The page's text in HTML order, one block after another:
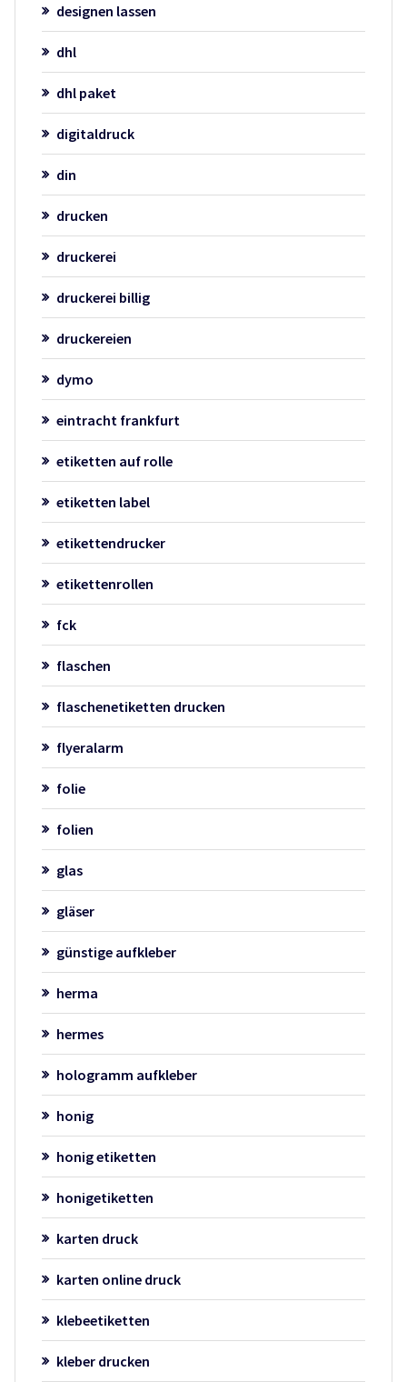
designen lassen
dhl
dhl paket
digitaldruck
din
drucken
druckerei
druckerei billig
druckereien
dymo
eintracht frankfurt
etiketten auf rolle
etiketten label
etikettendrucker
etikettenrollen
fck
flaschen
flaschenetiketten drucken
flyeralarm
folie
folien
glas
gläser
günstige aufkleber
herma
hermes
hologramm aufkleber
honig
honig etiketten
honigetiketten
karten druck
karten online druck
klebeetiketten
kleber drucken